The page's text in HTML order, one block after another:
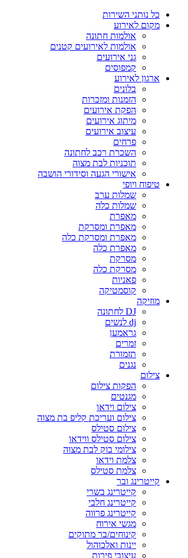
כל נותני השירות
מקום לאירוע
אולמות חתונה
אולמות לאירועים קטנים
גני אירועים
קמפוסים
ארגון לאירוע
בלונים
הזמנות ומזכרות
הפקת אירועים
מיתוג אירועים
עיצוב אירועים
פרחים
השכרת רכב לחתונה
תוכניות לבת מצוה
אישורי הגעה וסידורי הושבה
טיפוח ויופי
שמלות ערב
שמלות כלה
מאפרת
מאפרת ומסרקת
מאפרת ומסרקת כלה
מאפרת כלה
מסרקת
מסרקת כלה
פאניות
קוסמטיקה
מוזיקה
DJ לחתונה
dj לנשים
גראמען
זמרים
תזמורת
נגנים
צילום
הפקות צילום
מגנטים
צילום וידאו
צילום ועריכת קליפ בת מצוה
צילום סטילס
צילום סטילס ווידאו
צילומי בוק לבת מצוה
צלמת וידאו
צלמת סטילס
קייטרינג ובר
קייטרינג בשרי
קייטרינג חלבי
קייטרינג פרווה
מגשי אירוח
קינוחים/בר מתוקים
יינות ואלכוהול
עיצובי פירות